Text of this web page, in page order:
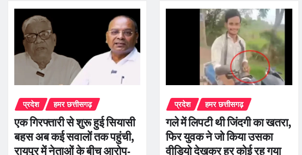
प्रदेश हमर छत्तीसगढ़
एक गिरफ्तारी से शुरू हुई सियासी
बहस अब कई सवालों तक पहुंची,
रायपुर में नेताओं के बीच आरोप-
प्रदेश हमर छत्तीसगढ़
गले में लिपटी थी जिंदगी का खतरा,
फिर युवक ने जो किया उसका
वीडियो देखकर हर कोई रह गया